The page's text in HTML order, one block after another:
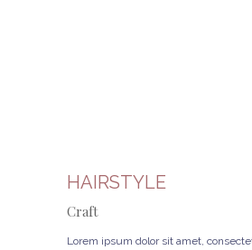
HAIRSTYLE
Craft
Lorem ipsum dolor sit amet,